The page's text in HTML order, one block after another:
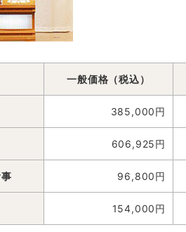
一般価格（税込）
385,000円
606,925円
96,800円
154,000円